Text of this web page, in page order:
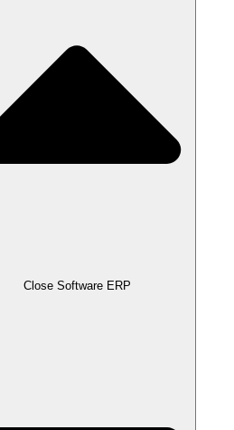
Close Software ERP